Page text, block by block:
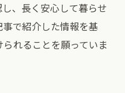
、長く安心して暮らせ
で紹介した情報を基
れることを願っていま